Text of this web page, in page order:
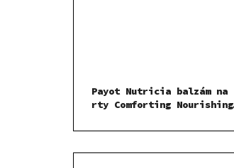
Payot Nutricia balzám na
rty Comforting Nourishing